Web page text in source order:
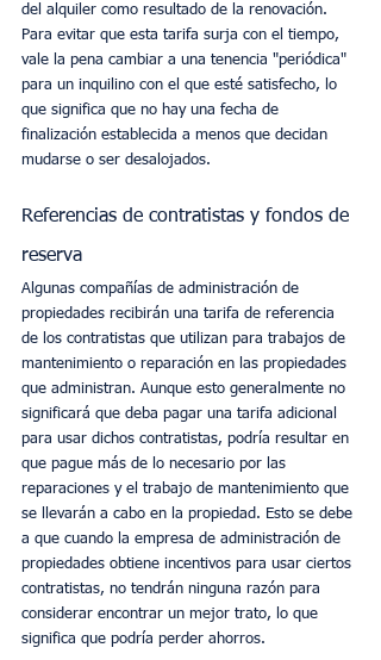
del alquiler como resultado de la renovación.
Para evitar que esta tarifa surja con el tiempo,
vale la pena cambiar a una tenencia "periódica"
para un inquilino con el que esté satisfecho, lo
que significa que no hay una fecha de
finalización establecida a menos que decidan
mudarse o ser desalojados.
Referencias de contratistas y fondos de
reserva
Algunas compañías de administración de
propiedades recibirán una tarifa de referencia
de los contratistas que utilizan para trabajos de
mantenimiento o reparación en las propiedades
que administran. Aunque esto generalmente no
significará que deba pagar una tarifa adicional
para usar dichos contratistas, podría resultar en
que pague más de lo necesario por las
reparaciones y el trabajo de mantenimiento que
se llevarán a cabo en la propiedad. Esto se debe
a que cuando la empresa de administración de
propiedades obtiene incentivos para usar ciertos
contratistas, no tendrán ninguna razón para
considerar encontrar un mejor trato, lo que
significa que podría perder ahorros.